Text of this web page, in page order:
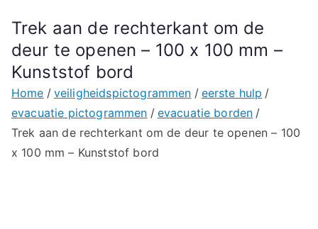
Trek aan de rechterkant om de
deur te openen – 100 x 100 mm –
Kunststof bord
Home veiligheidspictogrammen
eerste hulp
evacuatie pictogrammen
evacuatie borden
Trek aan de rechterkant om de deur te openen – 100
x 100 mm – Kunststof bord